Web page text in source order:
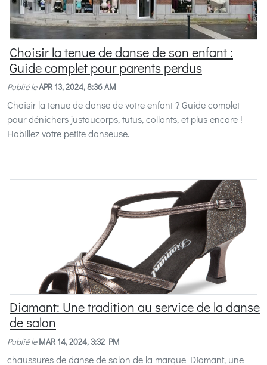
Choisir la tenue de danse de son enfant :
Guide complet pour parents perdus
Publié leAPR 13, 2024, 8:36 AM
Choisir la tenue de danse de votre enfant ? Guide complet
pour dénichers justaucorps, tutus, collants, et plus encore !
Habillez votre petite danseuse.
Diamant: Une tradition au service de la danse
de salon
Publié le MAR 14, 2024, 3:32 PM
chaussures de danse de salon de la marque Diamant, une